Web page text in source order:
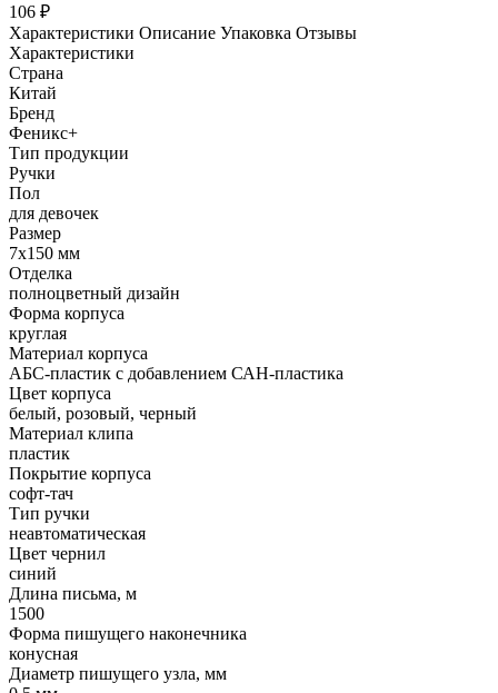
106 ₽
Характеристики Описание Упаковка Отзывы
Характеристики
Страна
Китай
Бренд
Феникс+
Тип продукции
Ручки
Пол
для девочек
Размер
7x150 мм
Отделка
полноцветный дизайн
Форма корпуса
круглая
Материал корпуса
АБС-пластик с добавлением САН-пластика
Цвет корпуса
белый, розовый, черный
Материал клипа
пластик
Покрытие корпуса
софт-тач
Тип ручки
неавтоматическая
Цвет чернил
синий
Длина письма, м
1500
Форма пишущего наконечника
конусная
Диаметр пишущего узла, мм